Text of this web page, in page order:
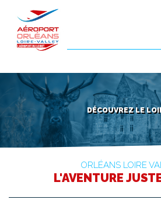
DÉCOUVREZ LE
ORLÉANS LOIRE
L'AVENTURE